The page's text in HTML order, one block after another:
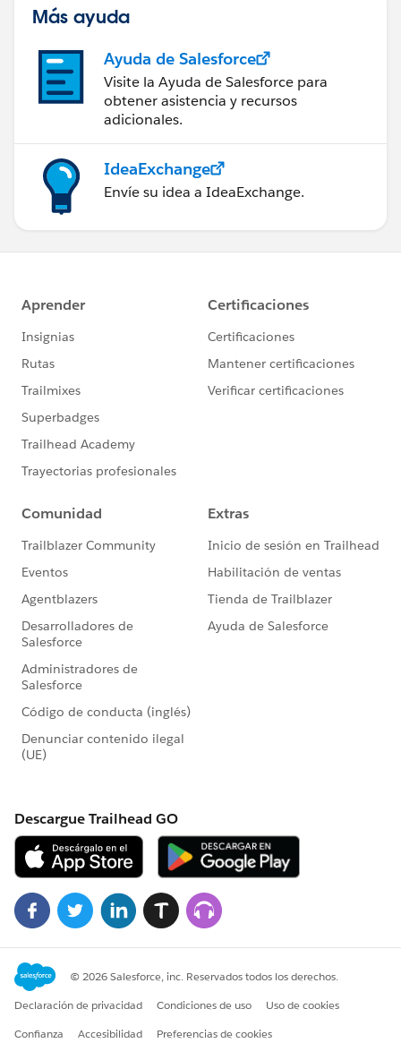
Más ayuda
Ayuda de Salesforce
Visite la Ayuda de Salesforce para
obtener asistencia y recursos
adicionales.
IdeaExchange
Envíe su idea a IdeaExchange.